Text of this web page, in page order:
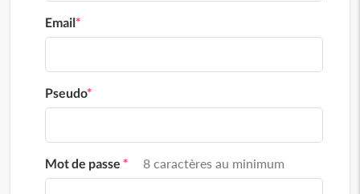
Email*
Pseudo*
Mot de passe * 8 caractères au minimum